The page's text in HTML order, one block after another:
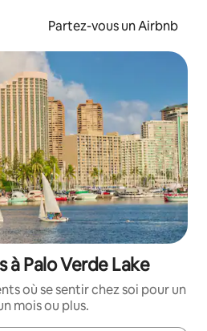
Partez-vous un Airbnb
à Palo Verde Lake
où se sentir chez soi pour un
mois ou plus.